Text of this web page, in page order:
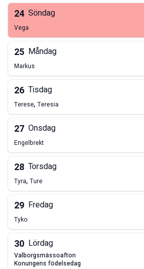
24 Söndag
Vega
25 Måndag
Markus
26 Tisdag
Terese, Teresia
27 Onsdag
Engelbrekt
28 Torsdag
Tyra, Ture
29 Fredag
Tyko
30 Lördag
valborgsmässoafton
konungens födelsedag